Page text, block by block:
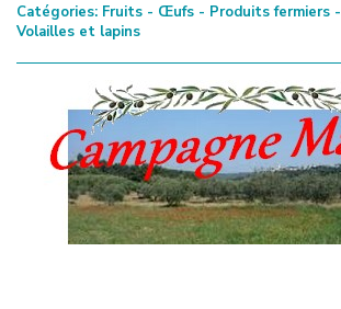
Catégories: Fruits - Œufs - Produits fermiers -
Volailles et lapins